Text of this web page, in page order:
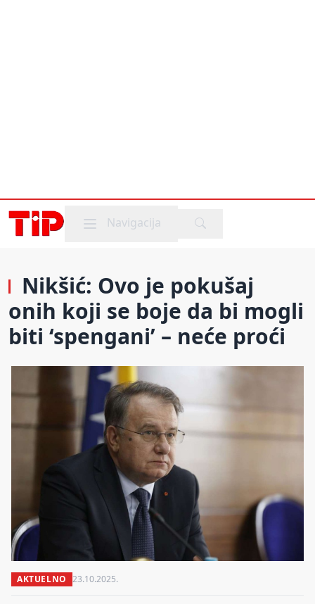
Mobile menu
Navigacija
Nikšić: Ovo je pokušaj
onih koji se boje da bi mogli
biti ‘spengani’ – neće proći
AKTUELNO 23.10.2025.